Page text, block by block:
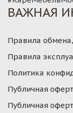
ВАЖНАЯ
Правила
Правила
Политика
Публичная
Публичная